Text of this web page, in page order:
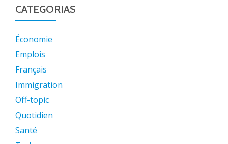
CATEGORIAS
Économie
Emplois
Français
Immigration
Off-topic
Quotidien
Santé